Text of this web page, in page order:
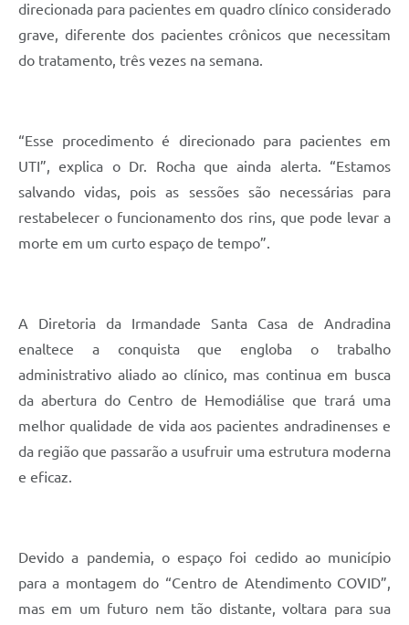
direcionada para pacientes em quadro clínico considerado
grave, diferente dos pacientes crônicos que necessitam
do tratamento, três vezes na semana.
“Esse procedimento é direcionado para pacientes em
UTI”, explica o Dr. Rocha que ainda alerta. “Estamos
salvando vidas, pois as sessões são necessárias para
restabelecer o funcionamento dos rins, que pode levar a
morte em um curto espaço de tempo”.
A Diretoria da Irmandade Santa Casa de Andradina
enaltece a conquista que engloba o trabalho
administrativo aliado ao clínico, mas continua em busca
da abertura do Centro de Hemodiálise que trará uma
melhor qualidade de vida aos pacientes andradinenses e
da região que passarão a usufruir uma estrutura moderna
e eficaz.
Devido a pandemia, o espaço foi cedido ao município
para a montagem do “Centro de Atendimento COVID”,
mas em um futuro nem tão distante, voltara para sua